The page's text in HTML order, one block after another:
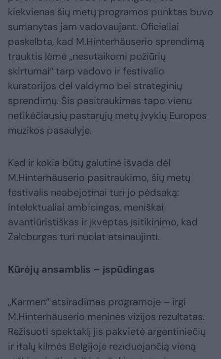
kiekvienas šių metų programos punktas buvo
sumanytas jam vadovaujant. Oficialiai
paskelbta, kad M.Hinterhäuserio sprendimą
trauktis lėmė „nesutaikomi požiūrių
skirtumai“ tarp vadovo ir festivalio
kuratorijos dėl valdymo bei strateginių
sprendimų. Šis pasitraukimas tapo vienu
netikėčiausių pastarųjų metų įvykių Europos
muzikos pasaulyje.
Kad ir kokia būtų galutinė išvada dėl
M.Hinterhäuserio pasitraukimo, šių metų
festivalis neabejotinai turi jo pėdsaką:
intelektualiai ambicingas, meniškai
avantiūristiškas ir įkvėptas įsitikinimo, kad
Zalcburgas turi nuolat atsinaujinti.
Kūrėjų ansamblis – įspūdingas
„Karmen“ atsiradimas programoje – irgi
M.Hinterhäuserio meninės vizijos rezultatas.
Režisuoti spektaklį jis pakvietė argentiniečių
ir italų kilmės Belgijoje reziduojančią vieną